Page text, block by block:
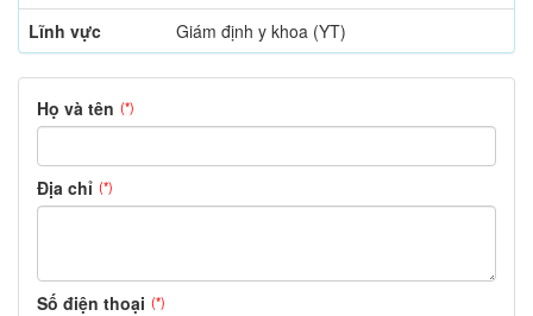
Lĩnh vực Giám định y khoa (YT)
Họ và tên (*)
Địa chỉ (*)
Số điện thoại (*)